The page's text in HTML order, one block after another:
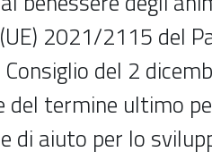
2021/2115 del
del 2
del termine ultimo
di aiuto per lo